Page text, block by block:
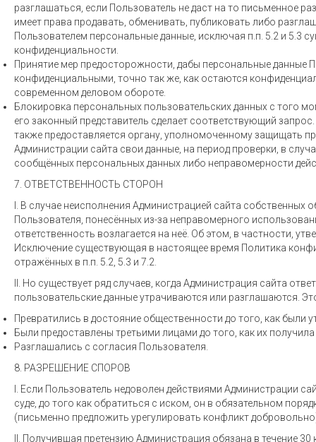
разглашаться, если Пользователь не даст на то письменное
имеет права продавать, обменивать, публиковать либо
Пользователем персональные данные, исключая п.п. 5.2 и 5.3
конфиденциальности.
Принятие мер предосторожности, дабы персональные данные
конфиденциальными, точно так же, как остаются
современном деловом обороте.
Блокировка персональных пользовательских данных с того
его законный представитель сделает соответствующий
также предоставляется органу, уполномоченному защищать
Администрации сайта свои данные, на период проверки, в
сообщённых персональных данных либо неправомерности
7. ОТВЕТСТВЕННОСТЬ СТОРОН
I. В случае неисполнения Администрацией сайта собственных
Пользователя, понесённых из-за неправомерного
ответственность возлагается на неё. Об этом, в частности,
Исключение существующая в настоящее время Политика
отражённых в п.п. 5.2, 5.3 и 7.2.
II. Но существует ряд случаев, когда Администрация сайта
пользовательские данные утрачиваются или разглашаются.
Превратились в достояние общественности до того, как были
Были предоставлены третьими лицами до того, как их
Разглашались с согласия Пользователя.
8. РАЗРЕШЕНИЕ СПОРОВ
I. Если Пользователь недоволен действиями Администрации
суде, до того как обратиться с иском, он в обязательном
(письменно предложить урегулировать конфликт
II. Получившая претензию Администрация обязана в течение